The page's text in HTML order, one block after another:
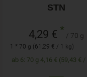
STN
4,29 € * / 70 g
1 * 70 g (61,29 € / 1 kg)
ab 6: 70 g 4,16 €